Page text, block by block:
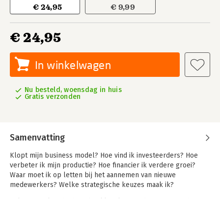
€ 24,95 € 9,99
€ 24,95
In winkelwagen
Nu besteld, woensdag in huis
Gratis verzonden
Samenvatting
Klopt mijn business model? Hoe vind ik investeerders? Hoe
verbeter ik mijn productie? Hoe financier ik verdere groei?
Waar moet ik op letten bij het aannemen van nieuwe
medewerkers? Welke strategische keuzes maak ik?